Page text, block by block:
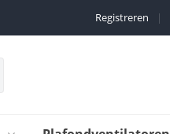
|
Registreren